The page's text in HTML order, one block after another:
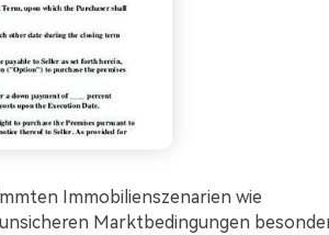
Immobilienszenarien wie
Marktbedingungen